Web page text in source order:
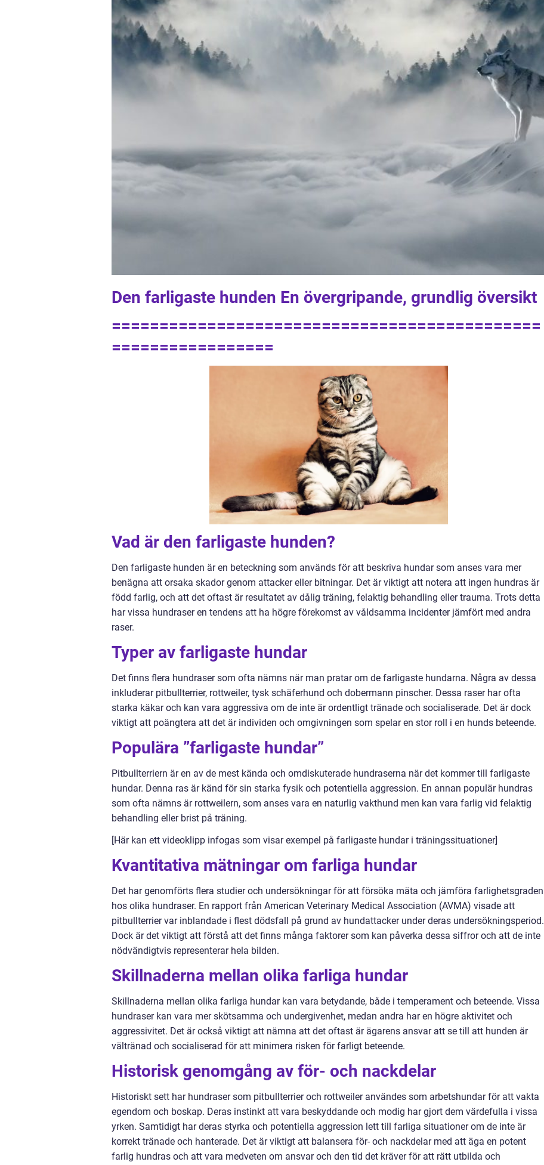
Den farligaste hunden En övergripande, grundlig översikt
=============================================
=================
Vad är den farligaste hunden?
Den farligaste hunden är en beteckning som används för att beskriva hundar som anses vara mer
benägna att orsaka skador genom attacker eller bitningar. Det är viktigt att notera att ingen hundras är
född farlig, och att det oftast är resultatet av dålig träning, felaktig behandling eller trauma. Trots detta
har vissa hundraser en tendens att ha högre förekomst av våldsamma incidenter jämfört med andra
raser.
Typer av farligaste hundar
Det finns flera hundraser som ofta nämns när man pratar om de farligaste hundarna. Några av dessa
inkluderar pitbullterrier, rottweiler, tysk schäferhund och dobermann pinscher. Dessa raser har ofta
starka käkar och kan vara aggressiva om de inte är ordentligt tränade och socialiserade. Det är dock
viktigt att poängtera att det är individen och omgivningen som spelar en stor roll i en hunds beteende.
Populära ”farligaste hundar”
Pitbullterriern är en av de mest kända och omdiskuterade hundraserna när det kommer till farligaste
hundar. Denna ras är känd för sin starka fysik och potentiella aggression. En annan populär hundras
som ofta nämns är rottweilern, som anses vara en naturlig vakthund men kan vara farlig vid felaktig
behandling eller brist på träning.
[Här kan ett videoklipp infogas som visar exempel på farligaste hundar i träningssituationer]
Kvantitativa mätningar om farliga hundar
Det har genomförts flera studier och undersökningar för att försöka mäta och jämföra farlighetsgraden
hos olika hundraser. En rapport från American Veterinary Medical Association (AVMA) visade att
pitbullterrier var inblandade i flest dödsfall på grund av hundattacker under deras undersökningsperiod.
Dock är det viktigt att förstå att det finns många faktorer som kan påverka dessa siffror och att de inte
nödvändigtvis representerar hela bilden.
Skillnaderna mellan olika farliga hundar
Skillnaderna mellan olika farliga hundar kan vara betydande, både i temperament och beteende. Vissa
hundraser kan vara mer skötsamma och undergivenhet, medan andra har en högre aktivitet och
aggressivitet. Det är också viktigt att nämna att det oftast är ägarens ansvar att se till att hunden är
vältränad och socialiserad för att minimera risken för farligt beteende.
Historisk genomgång av för- och nackdelar
Historiskt sett har hundraser som pitbullterrier och rottweiler användes som arbetshundar för att vakta
egendom och boskap. Deras instinkt att vara beskyddande och modig har gjort dem värdefulla i vissa
yrken. Samtidigt har deras styrka och potentiella aggression lett till farliga situationer om de inte är
korrekt tränade och hanterade. Det är viktigt att balansera för- och nackdelar med att äga en potent
farlig hundras och att vara medveten om ansvar och den tid det kräver för att rätt utbilda och